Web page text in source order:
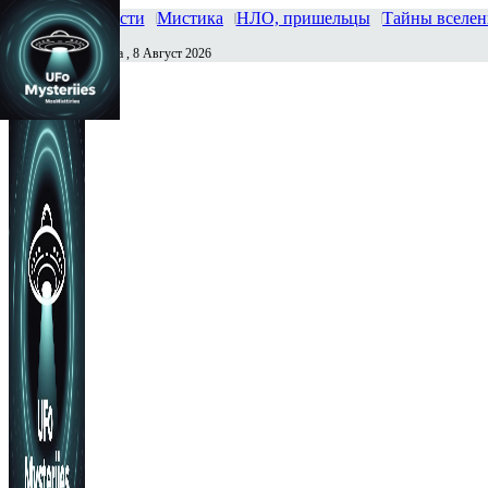
Главная Новости Мистика НЛО, пришельцы Тайны
Сегодня Суббота , 8 Август 2026